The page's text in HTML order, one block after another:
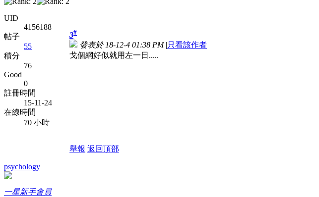
UID
4156188
帖子
55
積分
76
Good
0
註冊時間
15-11-24
在線時間
70 小時
3#
發表於 18-12-4 01:38 PM |只看該作者
戈個網好似就用左一日.....
舉報 返回頂部
psychology
一星新手會員